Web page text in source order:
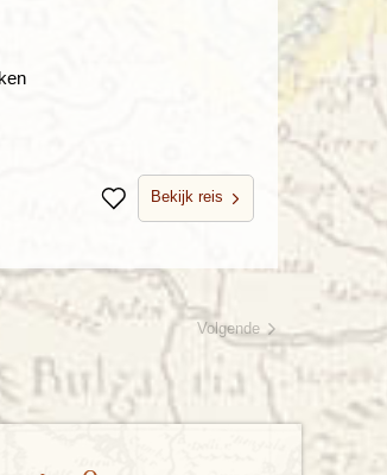
BewarenBekijk reis
Volgende